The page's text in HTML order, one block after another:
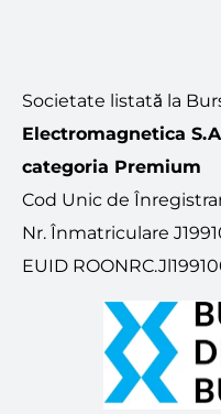
Societate listată la
Electromagnetica
categoria Premium
Cod Unic de
Nr. Înmatriculare
EUID